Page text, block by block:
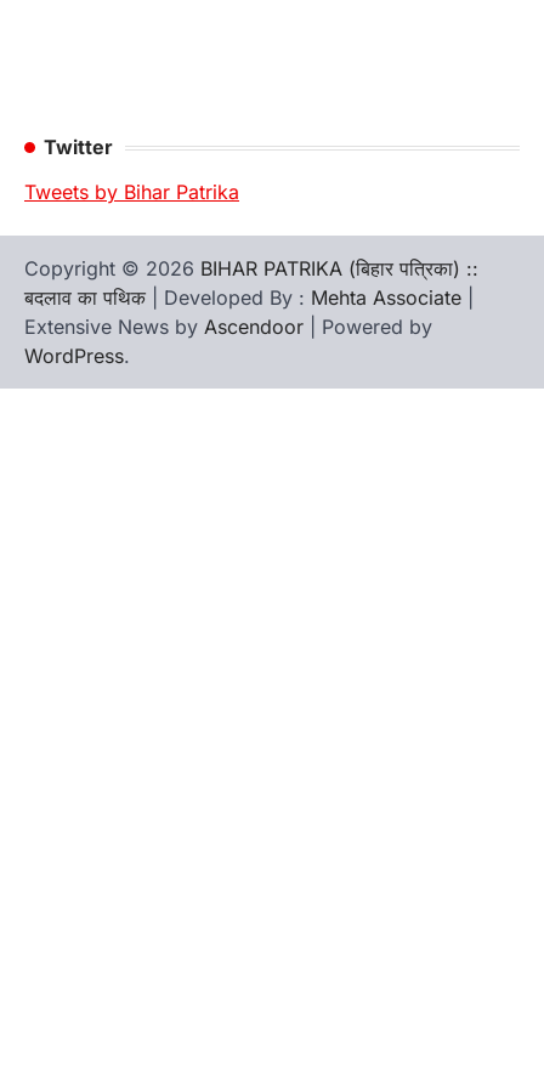
Twitter
Tweets by Bihar Patrika
Copyright © 2026 BIHAR PATRIKA (बिहार पत्रिका) ::
बदलाव का पथिक | Developed By : Mehta Associate
Extensive News by Ascendoor | Powered by
WordPress.